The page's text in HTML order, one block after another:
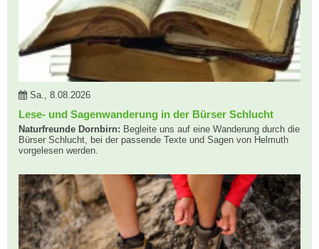
Sa., 8.08.2026
Lese- und Sagenwanderung in der Bürser Schlucht
Naturfreunde Dornbirn: Begleite uns auf eine Wanderung durch die
Bürser Schlucht, bei der passende Texte und Sagen von Helmuth
vorgelesen werden.